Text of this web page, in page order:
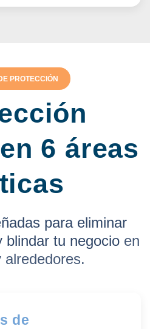
PROTECCIÓN
6 áreas
para eliminar
blindar tu negocio en
alrededores.
de